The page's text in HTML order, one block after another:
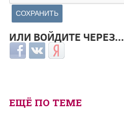
ИЛИ ВОЙДИТЕ ЧЕРЕЗ...
Login with Facebook
Login with ВКонтакте
Login with Яндекс
ЕЩЁ ПО ТЕМЕ